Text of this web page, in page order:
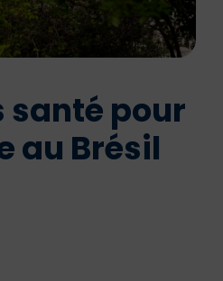
santé pour
au Brésil